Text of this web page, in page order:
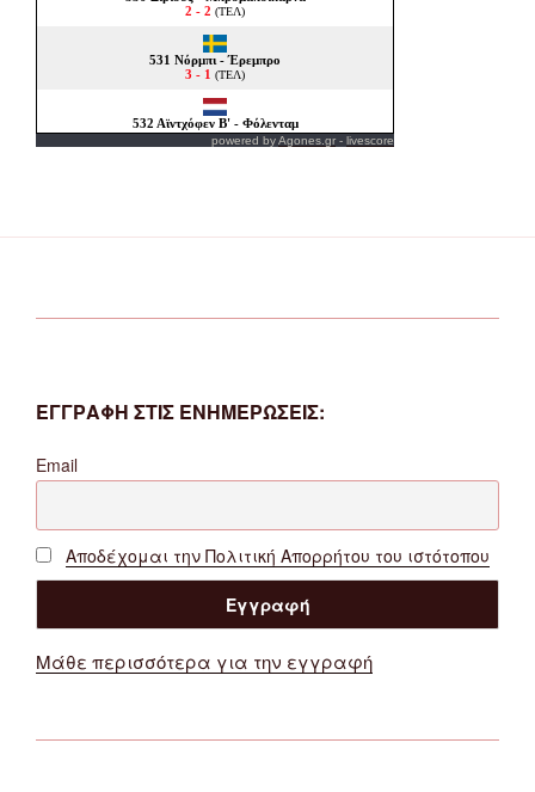
powered byAgones.gr - livescore
ΕΓΓΡΑΦΗ ΣΤΙΣ ΕΝΗΜΕΡΩΣΕΙΣ:
Email
Αποδέχομαι την Πολιτική Απορρήτου του ιστότοπου
Μάθε περισσότερα για την εγγραφή